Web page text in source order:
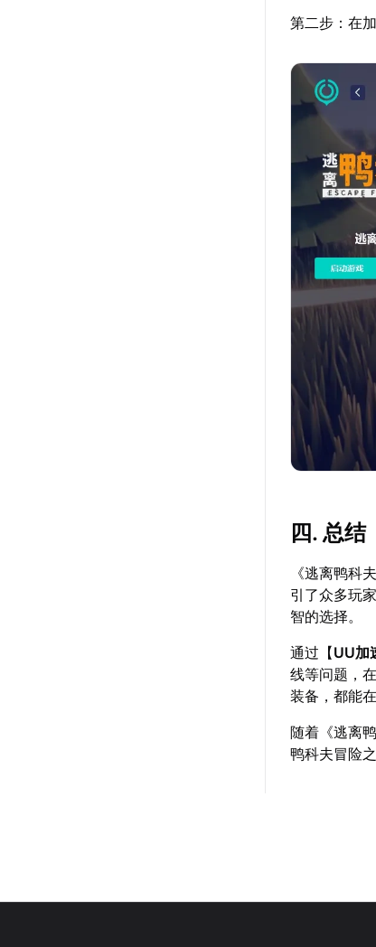
第二步：在
四. 总结
《逃离鸭科
引了众多玩
智的选择。
通过【UU加
线等问题，
装备，都能
随着《逃离
鸭科夫冒险